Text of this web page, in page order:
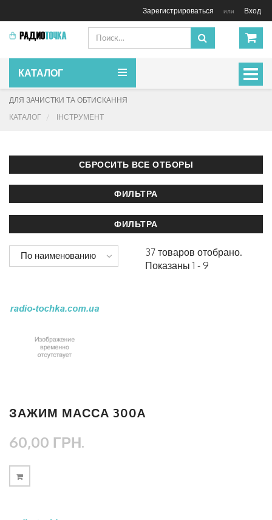
Зарегистрироваться или Вход
КАТАЛОГ
ДЛЯ ЗАЧИСТКИ ТА ОБТИСКАННЯ
КАТАЛОГ
ІНСТРУМЕНТ
По наименованию
37 товаров отобрано.
Показаны 1 - 9
ЗАЖИМ МАССА 300A
60,00 ГРН.